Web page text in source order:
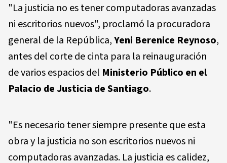
"La justicia no es tener computadoras avanzadas
ni escritorios nuevos", proclamó la procuradora
general de la República,Yeni Berenice Reynoso,
antes del corte de cinta para la reinauguración
de varios espacios del Ministerio Público en el
Palacio de Justicia de Santiago.
"Es necesario tener siempre presente que esta
obra y la justicia no son escritorios nuevos ni
computadoras avanzadas. La justicia es calidez,